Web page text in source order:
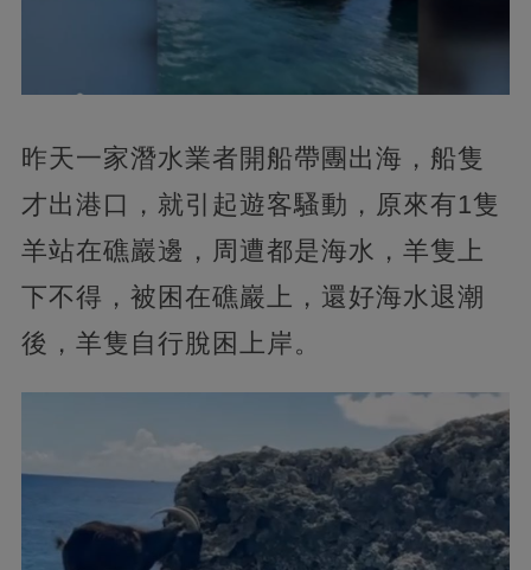
昨天一家潛水業者開船帶團出海，船隻
才出港口，就引起遊客騷動，原來有1隻
羊站在礁巖邊，周遭都是海水，羊隻上
下不得，被困在礁巖上，還好海水退潮
後，羊隻自行脫困上岸。